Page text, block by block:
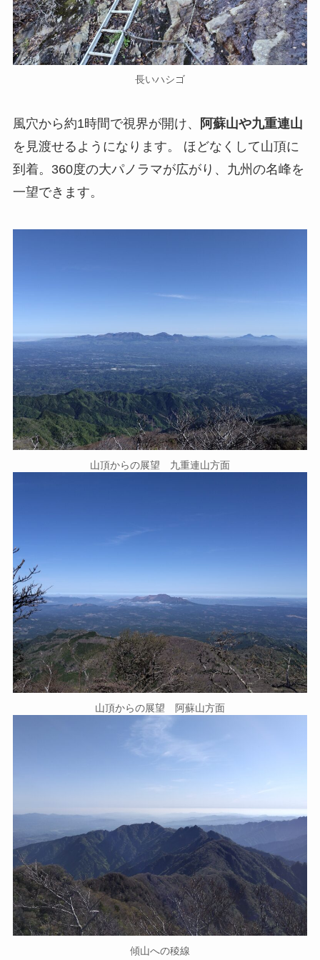
長いハシゴ
風穴から約1時間で視界が開け、
阿蘇山や九重連山
を見渡せるようになります。 ほどなくして山頂に
到着。360度の大パノラマが広がり、九州の名峰を
一望できます。
山頂からの展望 九重連山方面
山頂からの展望 阿蘇山方面
傾山への稜線